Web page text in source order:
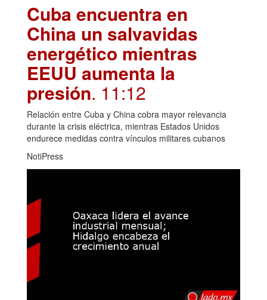
Cuba encuentra en
China un salvavidas
energético mientras
EEUU aumenta la
presión. 11:12
Relación entre Cuba y China cobra mayor relevancia
durante la crisis eléctrica, mientras Estados Unidos
endurece medidas contra vínculos militares cubanos
NotiPress